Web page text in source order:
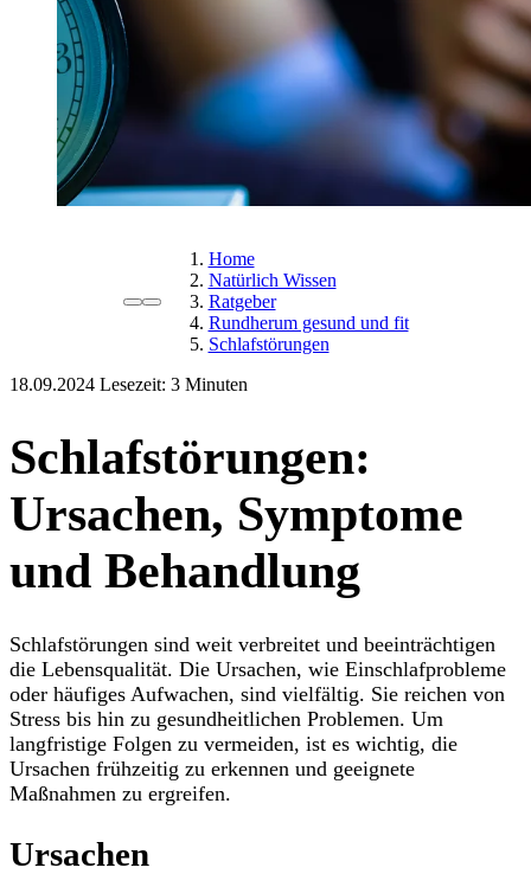
Home
Natürlich Wissen
Ratgeber
Rundherum gesund und fit
Schlafstörungen
18.09.2024 Lesezeit:
Schlafstörungen:
Ursachen, Symptome
und Behandlung
Schlafstörungen sind weit verbreitet und beeinträchtigen
die Lebensqualität. Die Ursachen, wie Einschlafprobleme
oder häufiges Aufwachen, sind vielfältig. Sie reichen von
Stress bis hin zu gesundheitlichen Problemen. Um
langfristige Folgen zu vermeiden, ist es wichtig, die
Ursachen frühzeitig zu erkennen und geeignete
Maßnahmen zu ergreifen.
Ursachen